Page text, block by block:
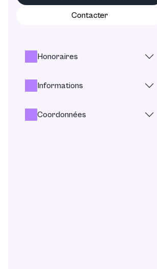
Contacter
Honoraires
Informations
Coordonnées